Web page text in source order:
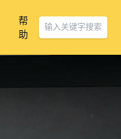
帮
助